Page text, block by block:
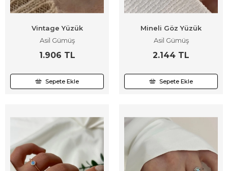
Vintage Yüzük
Asil Gümüş
1.906 TL
Sepete Ekle
Mineli Göz Yüzük
Asil Gümüş
2.144 TL
Sepete Ekle